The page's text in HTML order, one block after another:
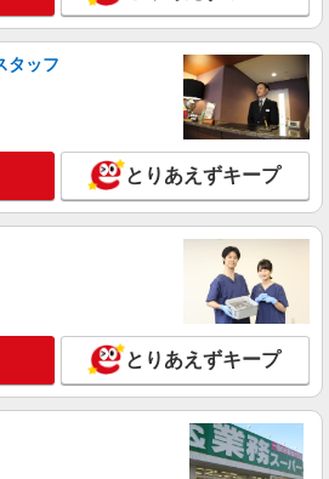
回払い・週払い可能（規程
・。○。・゜+゜・。○。・゜+゜
詳細を見る
に詳しくなれる携帯販売
】
1400円〜1450円（経験・能力による） ※
給 ★交通費別途支給（規定あり） ゜
。・゜+゜・。○。・゜+゜ 入社祝い金10
紹介頂くと, インセンテ
払い・週払い可能（規程
・。○。・゜+゜・。○。・゜+゜
詳細を見る
スタッフ【softbank】
1400円〜1450円（経験・能力による） ※
給 ★交通費別途支給（規定あり） ゜
タッフ
とりあえずキープ
とりあえずキープ